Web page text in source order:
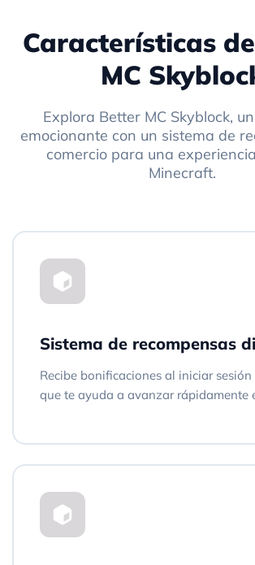
Características
MC
Explora Better MC Skyblock,
emocionante con un sistema de
comercio para una
Minecraft.
Sistema de recompensas
Recibe bonificaciones al iniciar
que te ayuda a avanzar rápidamente